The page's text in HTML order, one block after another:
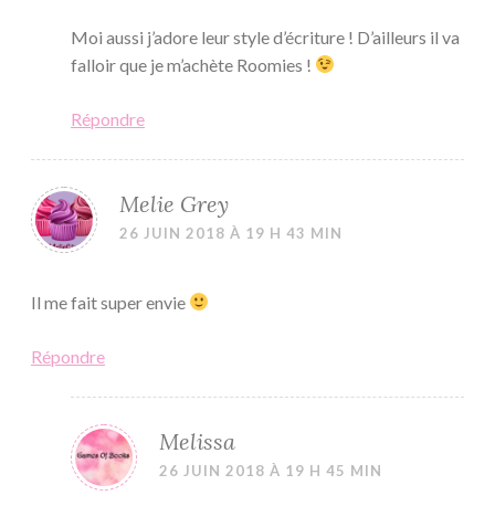
Moi aussi j’adore leur style d’écriture ! D’ailleurs il va
falloir que je m’achète Roomies !
Répondre
Melie Grey
26 JUIN 2018 À 19 H 43 MIN
Il me fait super envie
Répondre
Melissa
26 JUIN 2018 À 19 H 45 MIN